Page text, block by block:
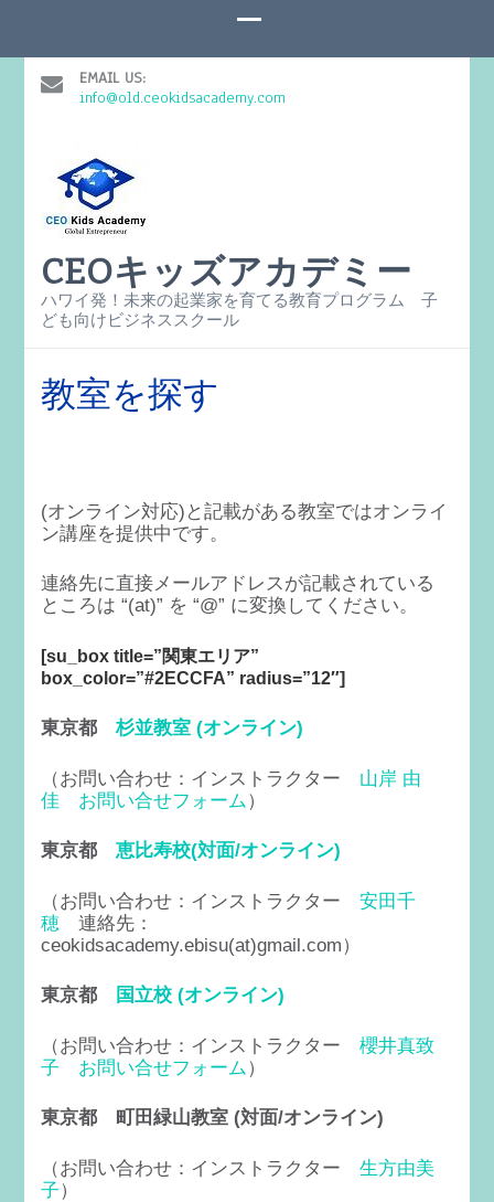
EMAIL US:
info@old.ceokidsacademy.com
CEOキッズアカデミー
ハワイ発！未来の起業家を育てる教育プログラム 子
ども向けビジネススクール
教室を探す
(オンライン対応)と記載がある教室ではオンライ
ン講座を提供中です。
連絡先に直接メールアドレスが記載されている
ところは “(at)” を “@” に変換してください。
[su_box title=”関東エリア”
box_color=”#2ECCFA” radius=”12″]
東京都杉並教室 (オンライン)
（お問い合わせ：インストラクター 山岸 由
佳
お問い合せフォーム ）
東京都恵比寿校(対面/オンライン)
（お問い合わせ：インストラクター安田千
穂 連絡先：
ceokidsacademy.ebisu(at)gmail.com）
東京都 国立校 (オンライン)
（お問い合わせ：インストラクター櫻井真致
子
お問い合せフォーム ）
東京都 町田緑山教室 (対面/オンライン)
（お問い合わせ：インストラクター生方由美
子）